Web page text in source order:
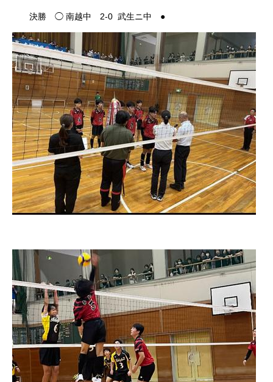
決勝 ◯ 南越中 2-0 武生ニ中 ●